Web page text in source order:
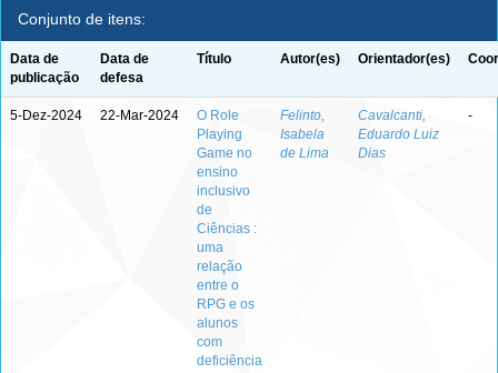
Conjunto de itens:
Data de
publicação
Data de
defesa
Título Autor(es) Orientador(es)
5-Dez-2024 22-Mar-2024
O Role
Playing
Game no
ensino
inclusivo
de
Ciências :
uma
relação
entre o
RPG e os
alunos
com
deficiência
Felinto,
Isabela
de Lima
Cavalcanti,
Eduardo Luiz
Dias
-